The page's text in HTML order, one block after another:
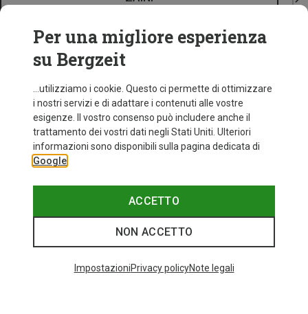
Per una migliore esperienza
su Bergzeit
...utilizziamo i cookie. Questo ci permette di ottimizzare
i nostri servizi e di adattare i contenuti alle vostre
esigenze. Il vostro consenso può includere anche il
trattamento dei vostri dati negli Stati Uniti. Ulteriori
informazioni sono disponibili sulla pagina dedicata di
Google
ACCETTO
NON ACCETTO
ImpostazioniPrivacy policyNote legali